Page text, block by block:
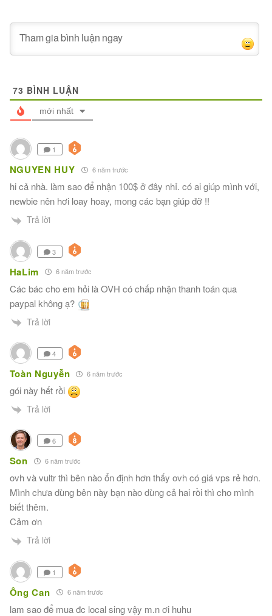
73 BÌNH LUẬN
mới nhất
1
NGUYEN HUY 6 năm trước
hi cả nhà. làm sao để nhận 100$ ở đây nhỉ. có ai giúp mình với,
newbie nên hơi loay hoay, mong các bạn giúp đỡ !!
Trả lời
3
HaLim 6 năm trước
Các bác cho em hỏi là OVH có chấp nhận thanh toán qua
paypal không ạ?
Trả lời
4
Toàn Nguyễn 6 năm trước
gói này hết rồi
Trả lời
6
Son 6 năm trước
ovh và vultr thì bên nào ổn định hơn thấy ovh có giá vps rẻ hơn.
Mình chưa dùng bên này bạn nào dùng cả hai rồi thì cho mình
biết thêm.
Cảm ơn
Trả lời
1
Ông Can 6 năm trước
lam sao để mua đc local sing vậy m.n ơi huhu